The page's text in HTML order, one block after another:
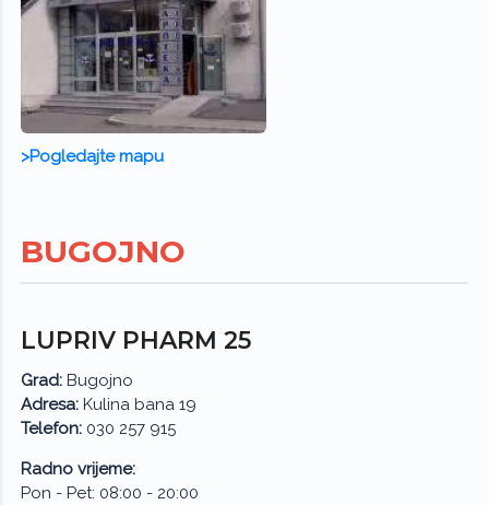
>Pogledajte mapu
BUGOJNO
LUPRIV PHARM 25
Grad: Bugojno
Adresa: Kulina bana 19
Telefon: 030 257 915
Radno vrijeme:
Pon - Pet: 08:00 - 20:00